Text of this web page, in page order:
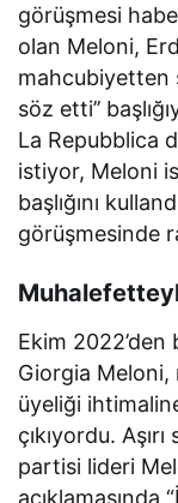
görüşmesi
olan Meloni,
mahcubiyetten
söz etti’’
La Repubblica
istiyor, Meloni
başlığını
görüşmesinde
Ekim 2022’den
Giorgia Meloni,
üyeliği
çıkıyordu.
partisi lideri
açıklamasında